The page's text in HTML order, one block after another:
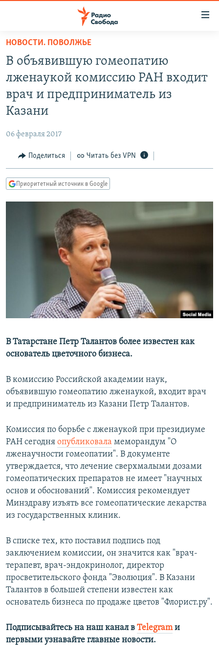
упрощенного
доступа
основному
содержанию
навигации
Вернутся
ПРОГРАММЫ
АВТОРСКИЕ ПРОЕКТЫ
ЦИТАТЫ СВОБОДЫ
КУЛЬТУРА
IDEL.РЕАЛИИ
КАВКАЗ.РЕАЛИИ
СИБИРЬ.РЕАЛИИ
РАСПИСАНИЕ ВЕЩАНИЯ
ПОДПИШИТЕСЬ НА РАССЫЛКУ
Все сайты РСЕ/РС
НОВОСТИ. ПОВОЛЖЬЕ
В объявившую гомеопатию
лженаукой комиссию РАН входит
врач и предприниматель из
Казани
06 февраля 2017
Поделиться Читать без VPN
Приоритетный источник в Google
В Татарстане Петр Талантов более известен как
основатель цветочного бизнеса.
В комиссию Российской академии наук,
объявившую гомеопатию лженаукой, входит врач
и предприниматель из Казани Петр Талантов.
Комиссия по борьбе с лженаукой при президиуме
РАН сегодня опубликовала меморандум "О
лженаучности гомеопатии". В документе
утверждается, что лечение сверхмалыми дозами
гомеопатических препаратов не имеет "научных
основ и обоснований". Комиссия рекомендует
Минздраву изъять все гомеопатические лекарства
из государственных клиник.
В списке тех, кто поставил подпись под
заключением комиссии, он значится как "врач-
терапевт, врач-эндокринолог, директор
просветительского фонда "Эволюция". В Казани
Талантов в большей степени известен как
основатель бизнеса по продаже цветов "Флорист.ру".
Подписывайтесь на наш канал в Telegramи
первыми узнавайте главные новости.​